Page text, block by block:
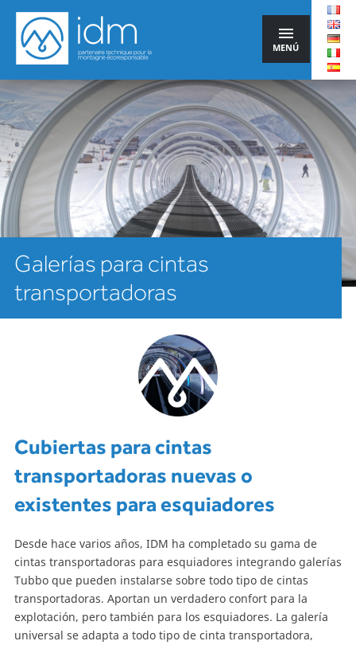
MENÚ
Galerías para cintas
transportadoras
Cubiertas para cintas
transportadoras nuevas o
existentes para esquiadores
Desde hace varios años, IDM ha completado su gama de
cintas transportadoras para esquiadores integrando galerías
Tubbo que pueden instalarse sobre todo tipo de cintas
transportadoras. Aportan un verdadero confort para la
explotación, pero también para los esquiadores. La galería
universal se adapta a todo tipo de cinta transportadora,